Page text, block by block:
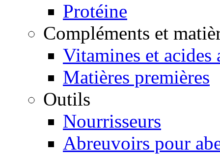
Protéine
Compléments et
Vitamines et acides
Matières premières
Outils
Nourrisseurs
Abreuvoirs pour